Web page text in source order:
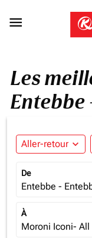

Les
Entebbe
Aller-retour expand_more
De
Entebbe -
À
Moroni Iconi-